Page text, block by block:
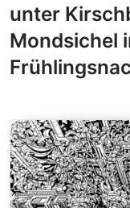
unter
Mondsichel